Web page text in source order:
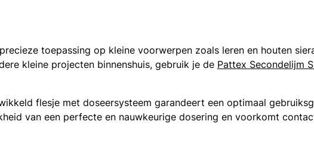
toepassing op kleine voorwerpen zoals leren en houten
kleine projecten binnenshuis, gebruik je de Pattex Secondelijm
flesje met doseersysteem garandeert een optimaal
van een perfecte en nauwkeurige dosering en voorkomt